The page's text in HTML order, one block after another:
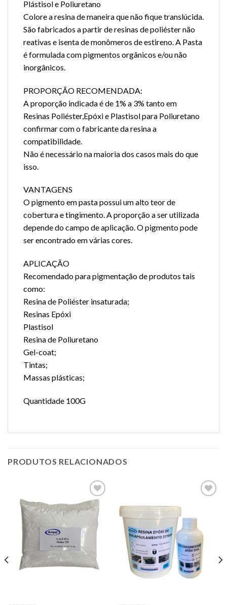
Plástisol e Poliuretano
Colore a resina de maneira que não fique translúcida.
São fabricados a partir de resinas de poliéster não
reativas e isenta de monômeros de estireno. A Pasta
é formulada com pigmentos orgânicos e/ou não
inorgânicos.
PROPORÇÃO RECOMENDADA:
A proporção indicada é de 1% a 3% tanto em
Resinas Poliéster,Epóxi e Plastisol para Poliuretano
confirmar com o fabricante da resina a
compatibilidade.
Não é necessário na maioria dos casos mais do que
isso.
VANTAGENS
O pigmento em pasta possui um alto teor de
cobertura e tingimento. A proporção a ser utilizada
depende do campo de aplicação. O pigmento pode
ser encontrado em várias cores.
APLICAÇÃO
Recomendado para pigmentação de produtos tais
como:
Resina de Poliéster insaturada;
Resinas Epóxi
Plastisol
Resina de Poliuretano
Gel-coat;
Tintas;
Massas plásticas;
Quantidade 100G
PRODUTOS RELACIONADOS
Adicionar
na Lista